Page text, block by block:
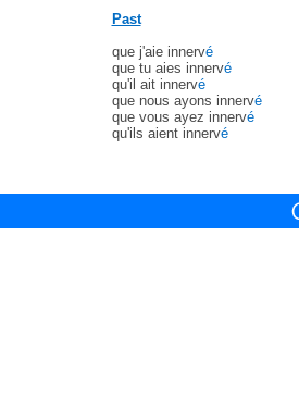
Past
que j'aie innervé
que tu aies innervé
qu'il ait innervé
que nous ayons innervé
que vous ayez innervé
qu'ils aient innervé